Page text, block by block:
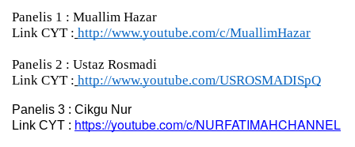
Panelis 1 : Muallim Hazar
Link CYT : http://www.youtube.com/c/MuallimHazar
Panelis 2 : Ustaz Rosmadi
Link CYT : http://www.youtube.com/USROSMADISpQ
Panelis 3 : Cikgu Nur
Link CYT : https://youtube.com/c/NURFATIMAHCHANNEL